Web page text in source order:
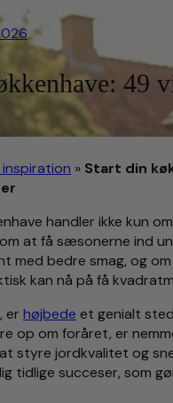
49
» Start din
handler ikke kun
at få sæsonerne ind
med bedre smag, og
kan nå på få
er højbede et genialt
op om foråret, er
styre jordkvalitet og
tidlige succeser, som